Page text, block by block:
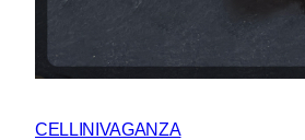
CELLINIVAGANZA